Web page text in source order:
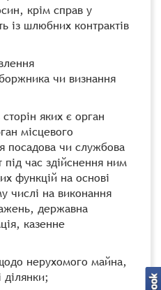
крім справ у
із шлюбних контрактів
чи визнання
яких є орган
місцевого
посадова чи службова
під час здійснення ним
функцій на основі
числі на виконання
державна
казенне
нерухомого майна,